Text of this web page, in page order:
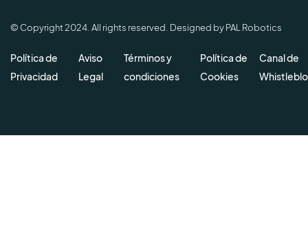
© Copyright 2024. All rights reserved. Designed by PAL Robotics
Política de
Privacidad
Aviso
Legal
Términos y
condiciones
Política de
Cookies
Canal de